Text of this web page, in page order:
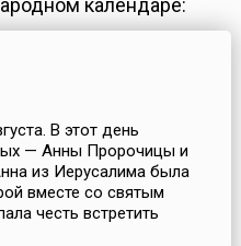
календаре:
В этот день
— Анны Пророчицы и
из Иерусалима была
вместе со святым
честь встретить